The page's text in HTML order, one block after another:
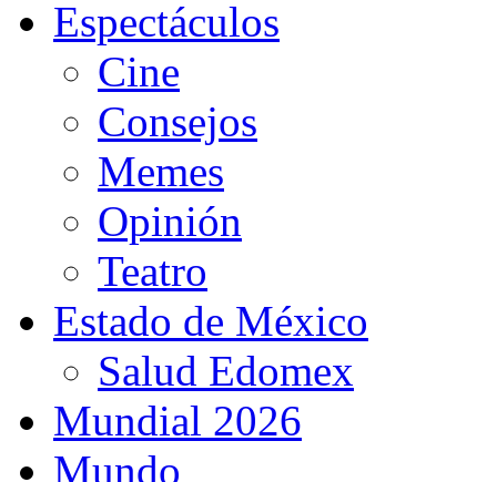
Espectáculos
Cine
Consejos
Memes
Opinión
Teatro
Estado de México
Salud Edomex
Mundial 2026
Mundo